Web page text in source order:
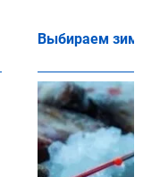
Выбираем